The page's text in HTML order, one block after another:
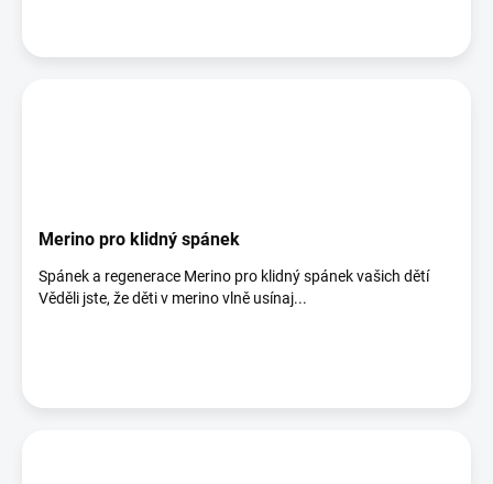
Merino pro klidný spánek
Spánek a regenerace Merino pro klidný spánek vašich dětí
Věděli jste, že děti v merino vlně usínaj...